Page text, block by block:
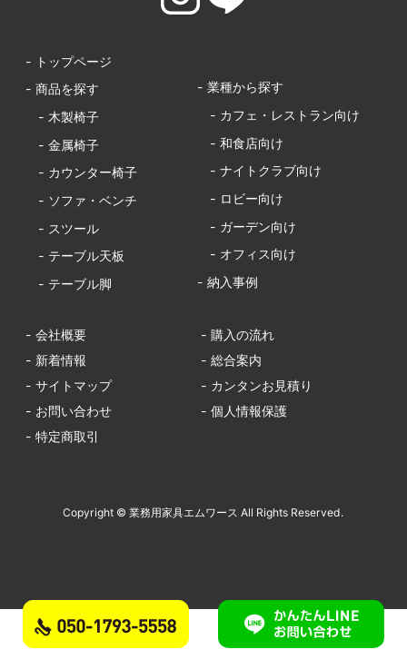
- トップページ
- 商品を探す
- 木製椅子
- 金属椅子
- カウンター椅子
- ソファ・ベンチ
- スツール
- テーブル天板
- テーブル脚
- 業種から探す
- カフェ・レストラン向け
- 和食店向け
- ナイトクラブ向け
- ロビー向け
- ガーデン向け
- オフィス向け
- 納入事例
- 会社概要
- 購入の流れ
- 新着情報
- 総合案内
- サイトマップ
- カンタンお見積り
- お問い合わせ
- 個人情報保護
- 特定商取引
Copyright © 業務用家具エムワース All Rights Reserved.